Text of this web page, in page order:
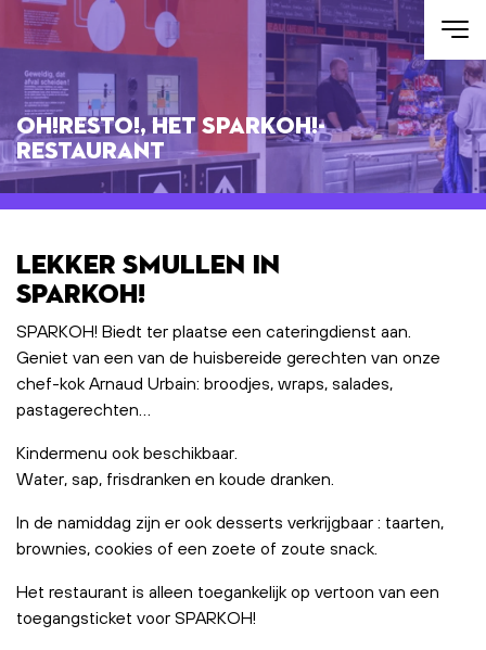
Skip to main content
OH!RESTO!, het SPARKOH!-
restaurant
Lekker smullen in
SPARKOH!
SPARKOH! Biedt ter plaatse een cateringdienst aan.
Geniet van een van de huisbereide gerechten van onze
chef-kok Arnaud Urbain: broodjes, wraps, salades,
pastagerechten…
Kindermenu ook beschikbaar.
Water, sap, frisdranken en koude dranken.
In de namiddag zijn er ook desserts verkrijgbaar : taarten,
brownies, cookies of een zoete of zoute snack.
Het restaurant is alleen toegankelijk op vertoon van een
toegangsticket voor SPARKOH!